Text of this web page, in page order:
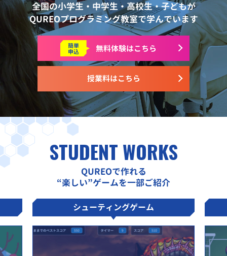
全国の小学生・中学生・高校生・子どもが
QUREOプログラミング教室で学んでいます
授業料はこちら
簡単
申込 無料体験はこちら
STUDENT WORKS
QUREOで作れる
“楽しい”ゲームを一部ご紹介
シューティングゲーム